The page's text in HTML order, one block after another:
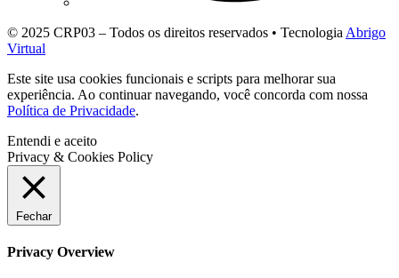
© 2025 CRP03 – Todos os direitos reservados • Tecnologia Abrigo
Virtual
Este site usa cookies funcionais e scripts para melhorar sua
experiência. Ao continuar navegando, você concorda com nossa
Política de Privacidade.
Entendi e aceito
Privacy & Cookies Policy
Fechar
Privacy Overview